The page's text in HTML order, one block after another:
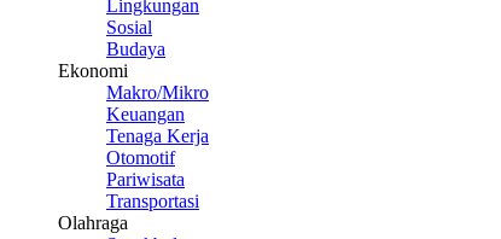
Lingkungan
Sosial
Budaya
Ekonomi
Makro/Mikro
Keuangan
Tenaga Kerja
Otomotif
Pariwisata
Transportasi
Olahraga